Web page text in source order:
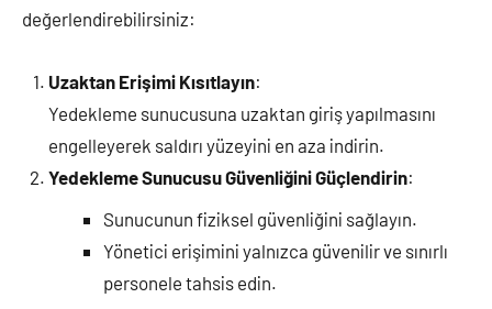
değerlendirebilirsiniz:
Uzaktan Erişimi Kısıtlayın:
Yedekleme sunucusuna uzaktan giriş yapılmasını
engelleyerek saldırı yüzeyini en aza indirin.
Yedekleme Sunucusu Güvenliğini Güçlendirin:
Sunucunun fiziksel güvenliğini sağlayın.
Yönetici erişimini yalnızca güvenilir ve sınırlı
personele tahsis edin.